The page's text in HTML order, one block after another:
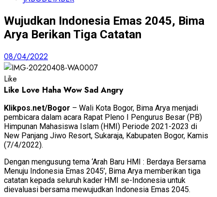
Wujudkan Indonesia Emas 2045, Bima
Arya Berikan Tiga Catatan
08/04/2022
Like
Like Love Haha Wow Sad Angry
Klikpos.net/Bogor – Wali Kota Bogor, Bima Arya menjadi
pembicara dalam acara Rapat Pleno I Pengurus Besar (PB)
Himpunan Mahasiswa Islam (HMI) Periode 2021-2023 di
New Panjang Jiwo Resort, Sukaraja, Kabupaten Bogor, Kamis
(7/4/2022).
Dengan mengusung tema ‘Arah Baru HMI : Berdaya Bersama
Menuju Indonesia Emas 2045’, Bima Arya memberikan tiga
catatan kepada seluruh kader HMI se-Indonesia untuk
dievaluasi bersama mewujudkan Indonesia Emas 2045.